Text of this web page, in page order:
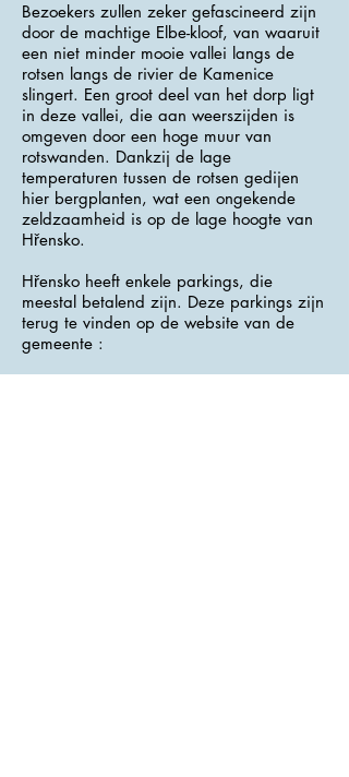
Bezoekers zullen zeker gefascineerd zijn
door de machtige Elbe-kloof, van waaruit
een niet minder mooie vallei langs de
rotsen langs de rivier de Kamenice
slingert. Een groot deel van het dorp ligt
in deze vallei, die aan weerszijden is
omgeven door een hoge muur van
rotswanden. Dankzij de lage
temperaturen tussen de rotsen gedijen
hier bergplanten, wat een ongekende
zeldzaamheid is op de lage hoogte van
Hřensko.
Hřensko heeft enkele parkings, die
meestal betalend zijn. Deze parkings zijn
terug te vinden op de website van de
gemeente :